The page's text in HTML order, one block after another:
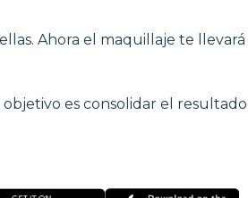
Ahora el maquillaje te llevará
es consolidar el resultado